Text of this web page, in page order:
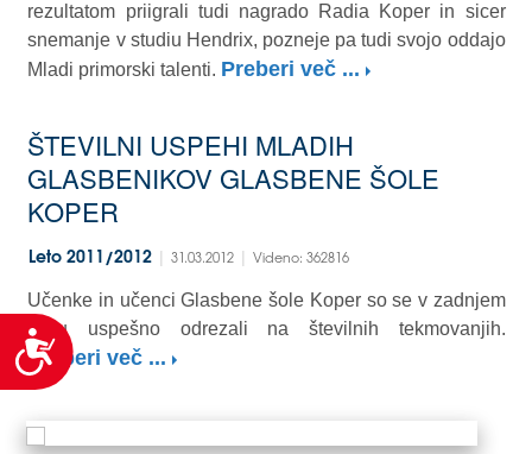
Dostopnost
rezultatom priigrali tudi nagrado Radia Koper in sicer
snemanje v studiu Hendrix, pozneje pa tudi svojo oddajo
Mladi primorski talenti. Preberi več ...
ŠTEVILNI USPEHI MLADIH
GLASBENIKOV GLASBENE ŠOLE
KOPER
Leto 2011/2012 | 31.03.2012 | Videno: 362816
Učenke in učenci Glasbene šole Koper so se v zadnjem
času uspešno odrezali na številnih tekmovanjih.
Preberi več ...